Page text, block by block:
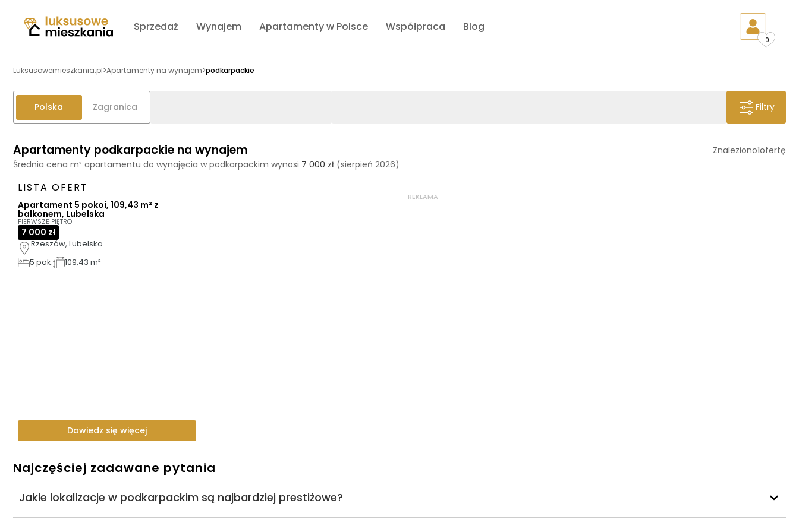
Sprzedaż Wynajem Apartamenty w Polsce Współpraca Blog
0
Luksusowemieszkania.pl>Apartamenty na wynajem>podkarpackie
Polska Zagranica Filtry
Apartamenty podkarpackie na wynajem
Średnia cena m² apartamentu do wynajęcia w podkarpackim wynosi 7 000 zł (sierpień 2026)
Znaleziono1ofertę
LISTA OFERT
Apartament 5 pokoi, 109,43 m² z
balkonem, Lubelska
PIERWSZE PIĘTRO
7 000 zł
Rzeszów, Lubelska
5 pok. 109,43 m²
Dowiedz się więcej
REKLAMA
Najczęściej zadawane pytania
Jakie lokalizacje w podkarpackim są najbardziej prestiżowe?